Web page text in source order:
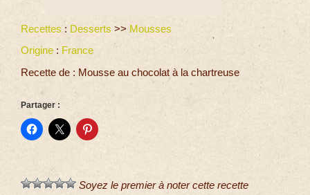
Recettes : Desserts >> Mousses
Origine : France
Recette de : Mousse au chocolat à la chartreuse
Partager :
Soyez le premier à noter cette recette